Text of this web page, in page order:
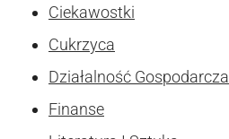
Ciekawostki
Cukrzyca
Działalność Gospodarcza
Finanse